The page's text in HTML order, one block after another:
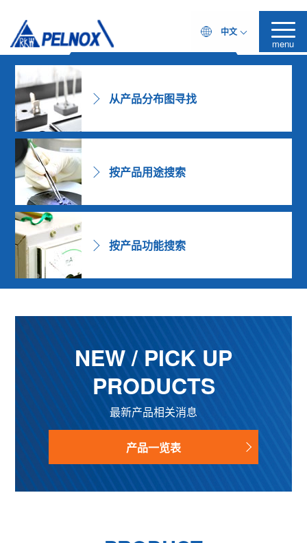
中文
menu
PELNOX！
～您专属的配方改性专家～
Challenging Formulator
从产品分布图寻找
按产品用途搜索
按产品功能搜索
NEW / PICK UP
PRODUCTS
最新产品相关消息
产品一览表